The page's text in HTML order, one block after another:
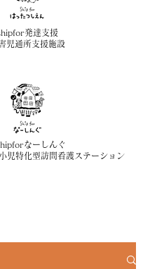
発達支援
児通所支援施設
なーしんぐ
児特化型訪問看護ステーション